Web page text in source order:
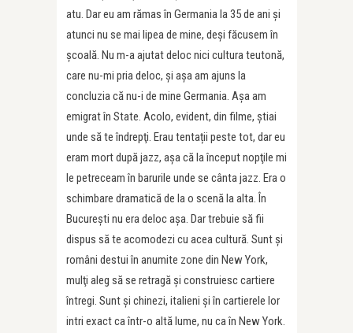
atu. Dar eu am rămas în Germania la 35 de ani şi
atunci nu se mai lipea de mine, deşi făcusem în
şcoală. Nu m-a ajutat deloc nici cultura teutonă,
care nu-mi pria deloc, şi aşa am ajuns la
concluzia că nu-i de mine Germania. Aşa am
emigrat în State. Acolo, evident, din filme, ştiai
unde să te îndrepţi. Erau tentații peste tot, dar eu
eram mort după jazz, aşa că la început nopţile mi
le petreceam în barurile unde se cânta jazz. Era o
schimbare dramatică de la o scenă la alta. În
Bucureşti nu era deloc aşa. Dar trebuie să fii
dispus să te acomodezi cu acea cultură. Sunt și
români destui în anumite zone din New York,
mulţi aleg să se retragă şi construiesc cartiere
întregi. Sunt și chinezi, italieni şi în cartierele lor
intri exact ca într-o altă lume, nu ca în New York.